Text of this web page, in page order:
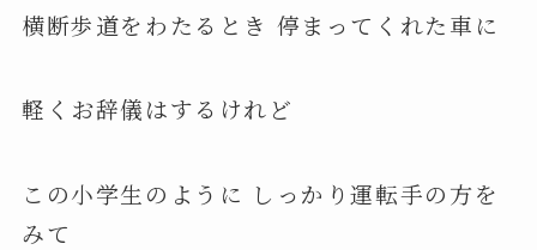
横断歩道をわたるとき 停まってくれた車に
軽くお辞儀はするけれど
この小学生のように しっかり運転手の方を
みて